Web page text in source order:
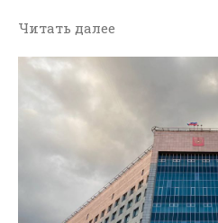
Читать далее